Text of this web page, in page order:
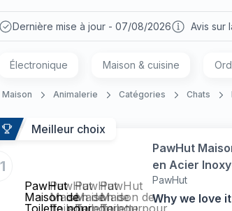
Avis sur
Dernière mise à jour - 07/08/2026
Électronique Maison & cuisine
Maison Animalerie Catégories Chats
Meilleur choix
PawHut
Maison de
Toilette pour
PawHut
Maison de
Toilette pour
PawHut
Maison de
Toilette pour
PawHut
Maison de
Toilette pour
PawHut
en Acier
désodorisant
PawHut
Why we love it